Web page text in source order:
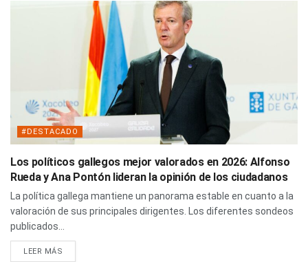
#DESTACADO
Los políticos gallegos mejor valorados en 2026: Alfonso
Rueda y Ana Pontón lideran la opinión de los ciudadanos
La política gallega mantiene un panorama estable en cuanto a la
valoración de sus principales dirigentes. Los diferentes sondeos
publicados...
LEER MÁS